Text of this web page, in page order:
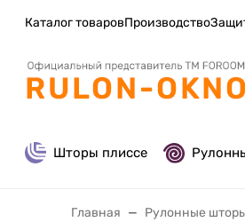
Каталог товаровПроизводство
Шторы плиссе
Главная Рулонные